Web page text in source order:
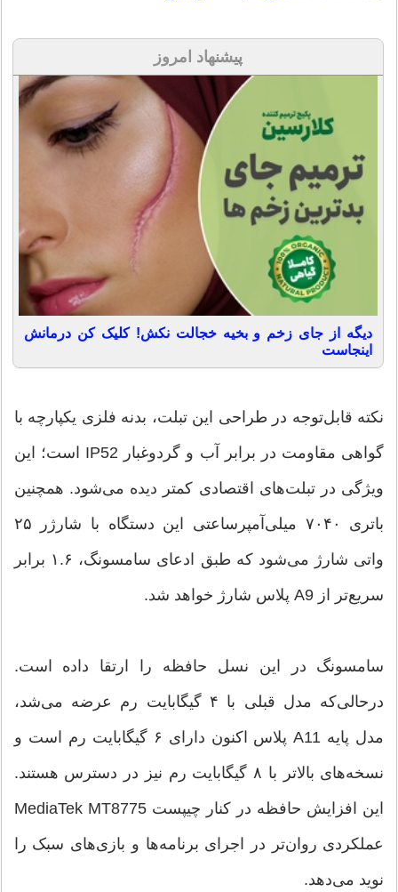
پیشنهاد امروز
دیگه از جای زخم و بخیه خجالت نکش! کلیک کن درمانش
اینجاست
نکته قابل‌توجه در طراحی این تبلت، بدنه فلزی یکپارچه با
گواهی مقاومت در برابر آب و گردوغبار IP52 است؛ این
ویژگی در تبلت‌های اقتصادی کمتر دیده می‌شود. همچنین
باتری ۷۰۴۰ میلی‌آمپرساعتی این دستگاه با شارژر ۲۵
واتی شارژ می‌شود که طبق ادعای سامسونگ، ۱.۶ برابر
سریع‌تر از A9 پلاس شارژ خواهد شد.
سامسونگ در این نسل حافظه را ارتقا داده است.
درحالی‌که مدل قبلی با ۴ گیگابایت رم عرضه می‌شد،
مدل پایه A11 پلاس اکنون دارای ۶ گیگابایت رم است و
نسخه‌های بالاتر با ۸ گیگابایت رم نیز در دسترس هستند.
این افزایش حافظه در کنار چیپست MediaTek MT8775
عملکردی روان‌تر در اجرای برنامه‌ها و بازی‌های سبک را
نوید می‌دهد.